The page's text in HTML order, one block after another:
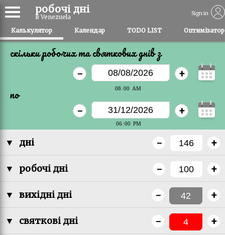
робочі дні
в Venezuela Sign in
Калькулятор Календар TODO LIST
скільки робочих та святкових днів з
+
-
по
+
-
▼ дні +
-
▼ робочі дні +
-
▼ вихідні дні +
-
▼ святкові дні +
-